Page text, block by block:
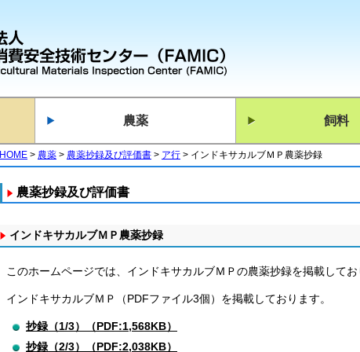
農薬 飼料
HOME 農薬 農薬抄録及び評価書 ア行 インドキサカルブＭＰ農薬抄録
農薬抄録及び評価書
インドキサカルブＭＰ農薬抄録
このホームページでは、インドキサカルブＭＰの農薬抄録を掲載して
インドキサカルブＭＰ（PDFファイル3個）を掲載しております。
抄録（1/3）（PDF:1,568KB）
抄録（2/3）（PDF:2,038KB）